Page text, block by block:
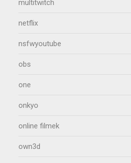
multitwitch
netflix
nsfwyoutube
obs
one
onkyo
online filmek
own3d